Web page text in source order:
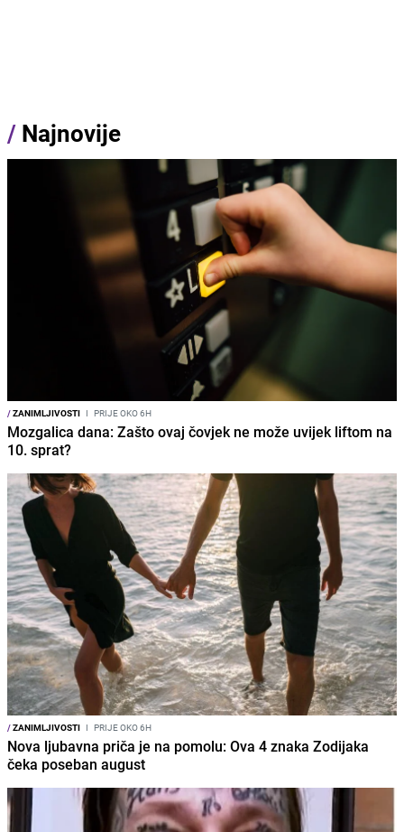
/ Najnovije
/ZANIMLJIVOSTI I PRIJE OKO 6H
Mozgalica dana: Zašto ovaj čovjek ne može uvijek liftom na
10. sprat?
/ZANIMLJIVOSTI I PRIJE OKO 6H
Nova ljubavna priča je na pomolu: Ova 4 znaka Zodijaka
čeka poseban august